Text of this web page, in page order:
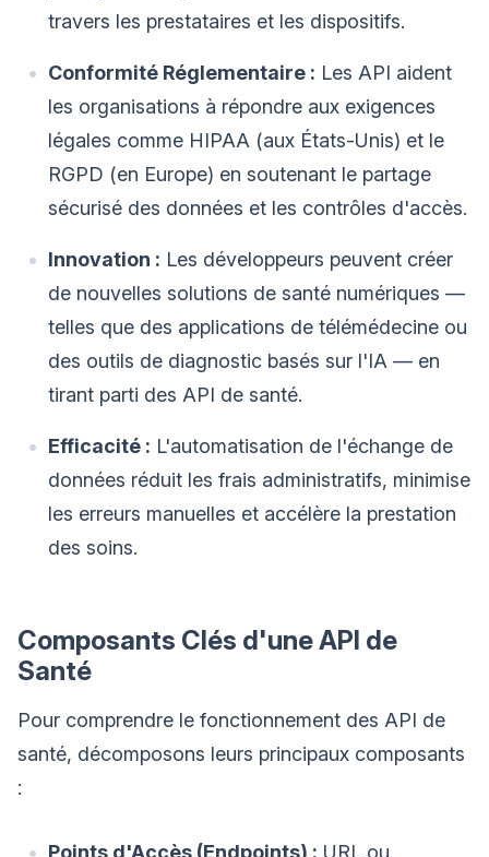
travers les prestataires et les dispositifs.
Conformité Réglementaire : Les API aident
les organisations à répondre aux exigences
légales comme HIPAA (aux États-Unis) et le
RGPD (en Europe) en soutenant le partage
sécurisé des données et les contrôles d'accès.
Innovation : Les développeurs peuvent créer
de nouvelles solutions de santé numériques —
telles que des applications de télémédecine ou
des outils de diagnostic basés sur l'IA — en
tirant parti des API de santé.
Efficacité : L'automatisation de l'échange de
données réduit les frais administratifs, minimise
les erreurs manuelles et accélère la prestation
des soins.
Composants Clés d'une API de
Santé
Pour comprendre le fonctionnement des API de
santé, décomposons leurs principaux composants
:
Points d'Accès (Endpoints) : URL ou